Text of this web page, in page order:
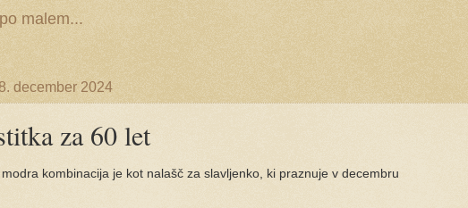
malem...
december 2024
za 60 let
kombinacija je kot nalašč za slavljenko, ki praznuje v decembru